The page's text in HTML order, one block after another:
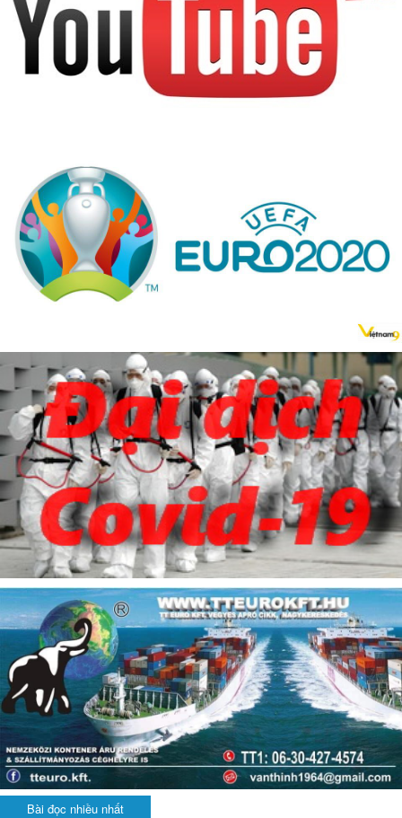
Bài đọc nhiều nhất